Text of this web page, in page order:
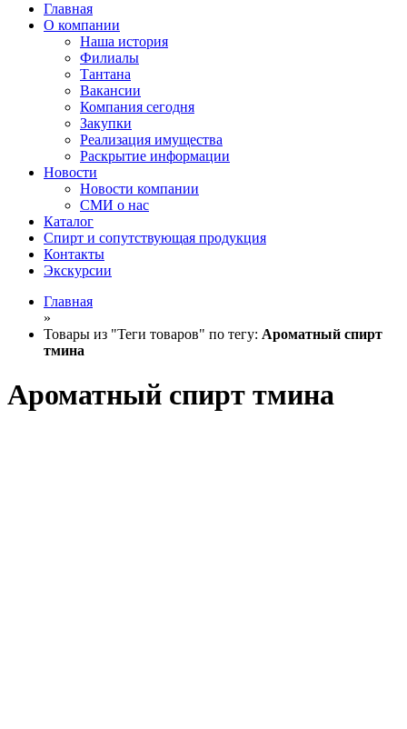
Главная
О компании
Наша история
Филиалы
Тантана
Вакансии
Компания сегодня
Закупки
Реализация имущества
Раскрытие информации
Новости
Новости компании
СМИ о нас
Каталог
Спирт и сопутствующая продукция
Контакты
Экскурсии
Главная
»
Товары из "Теги товаров" по тегу: Ароматный спирт
тмина
Ароматный спирт тмина